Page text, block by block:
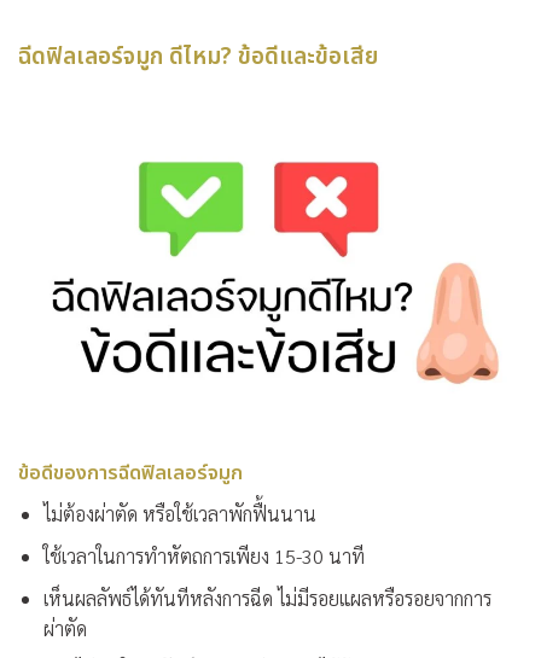
ฉีดฟิลเลอร์จมูก ดีไหม? ข้อดีและข้อเสีย
ข้อดีของการฉีดฟิลเลอร์จมูก
ไม่ต้องผ่าตัด หรือใช้เวลาพักฟื้นนาน
ใช้เวลาในการทำหัตถการเพียง 15-30 นาที
เห็นผลลัพธ์ได้ทันทีหลังการฉีด ไม่มีรอยแผลหรือรอยจากการ
ผ่าตัด